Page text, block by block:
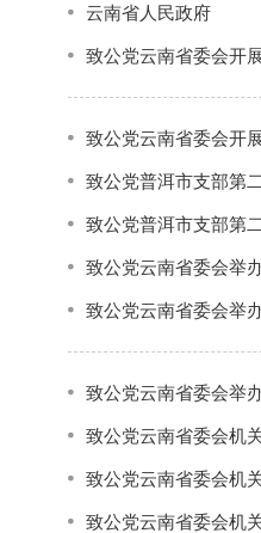
云南省人民政府
致公党云南省委会开
致公党云南省委会开
致公党普洱市支部第
致公党普洱市支部第
致公党云南省委会举
致公党云南省委会举
致公党云南省委会举
致公党云南省委会机
致公党云南省委会机
致公党云南省委会机